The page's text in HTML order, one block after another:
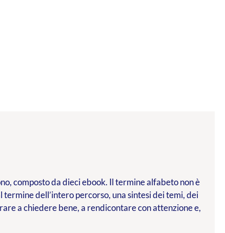
composto da dieci ebook. Il termine alfabeto non è
dell’intero percorso, una sintesi dei temi, dei
a chiedere bene, a rendicontare con attenzione e,